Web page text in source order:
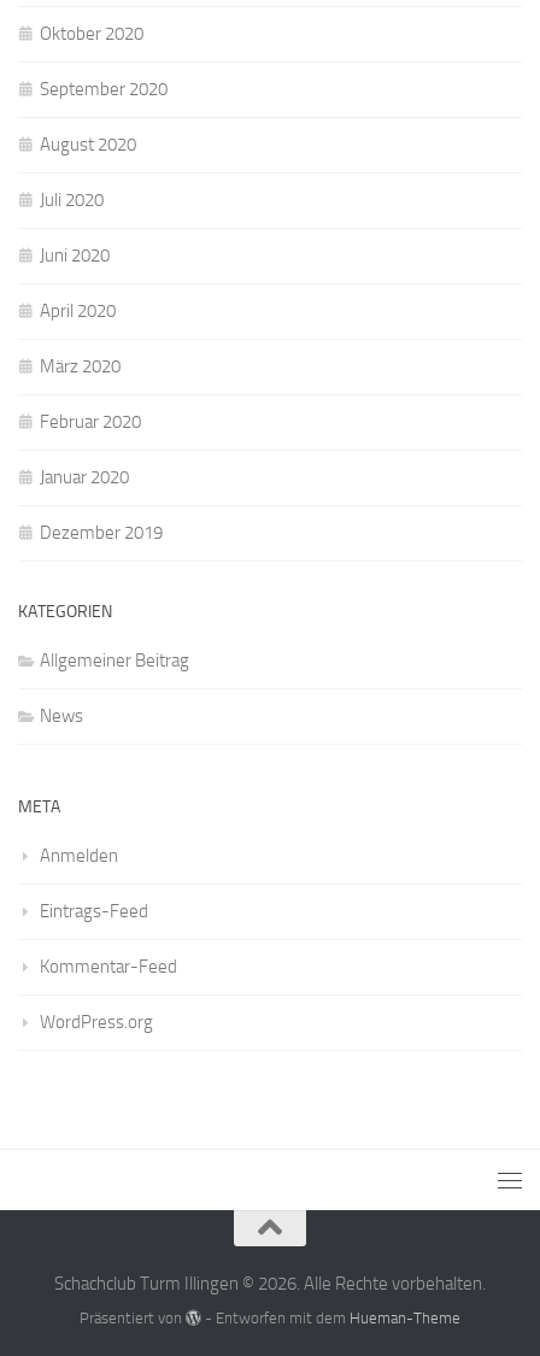
Oktober 2020
September 2020
August 2020
Juli 2020
Juni 2020
April 2020
März 2020
Februar 2020
Januar 2020
Dezember 2019
KATEGORIEN
Allgemeiner Beitrag
News
META
Anmelden
Eintrags-Feed
Kommentar-Feed
WordPress.org
Schachclub Turm Illingen © 2026. Alle Rechte vorbehalten.
Präsentiert von - Entworfen mit dem Hueman-Theme